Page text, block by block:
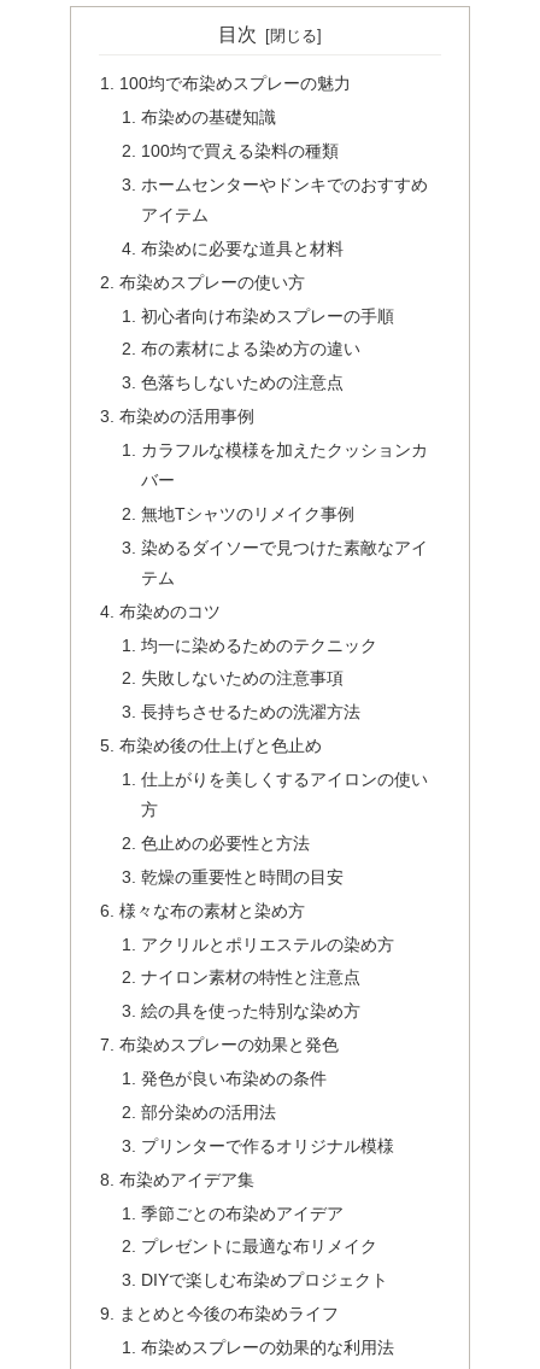
目次
100均で布染めスプレーの魅力
布染めの基礎知識
100均で買える染料の種類
ホームセンターやドンキでのおすすめ
アイテム
布染めに必要な道具と材料
布染めスプレーの使い方
初心者向け布染めスプレーの手順
布の素材による染め方の違い
色落ちしないための注意点
布染めの活用事例
カラフルな模様を加えたクッションカ
バー
無地Tシャツのリメイク事例
染めるダイソーで見つけた素敵なアイ
テム
布染めのコツ
均一に染めるためのテクニック
失敗しないための注意事項
長持ちさせるための洗濯方法
布染め後の仕上げと色止め
仕上がりを美しくするアイロンの使い
方
色止めの必要性と方法
乾燥の重要性と時間の目安
様々な布の素材と染め方
アクリルとポリエステルの染め方
ナイロン素材の特性と注意点
絵の具を使った特別な染め方
布染めスプレーの効果と発色
発色が良い布染めの条件
部分染めの活用法
プリンターで作るオリジナル模様
布染めアイデア集
季節ごとの布染めアイデア
プレゼントに最適な布リメイク
DIYで楽しむ布染めプロジェクト
まとめと今後の布染めライフ
布染めスプレーの効果的な利用法